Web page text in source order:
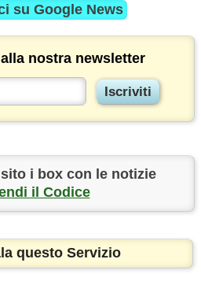
su Google News
nostra newsletter
i box con le notizie
il Codice
questo Servizio